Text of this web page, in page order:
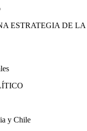
ESTRATEGIA DE LA
y Chile